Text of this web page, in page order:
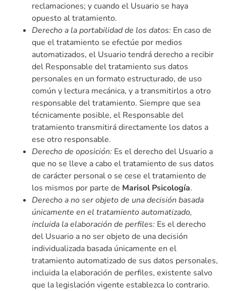
reclamaciones; y cuando el Usuario se haya
opuesto al tratamiento.
Derecho a la portabilidad de los datos: En caso de
que el tratamiento se efectúe por medios
automatizados, el Usuario tendrá derecho a recibir
del Responsable del tratamiento sus datos
personales en un formato estructurado, de uso
común y lectura mecánica, y a transmitirlos a otro
responsable del tratamiento. Siempre que sea
técnicamente posible, el Responsable del
tratamiento transmitirá directamente los datos a
ese otro responsable.
Derecho de oposición: Es el derecho del Usuario a
que no se lleve a cabo el tratamiento de sus datos
de carácter personal o se cese el tratamiento de
los mismos por parte de Marisol Psicología.
Derecho a no ser objeto de una decisión basada
únicamente en el tratamiento automatizado,
incluida la elaboración de perfiles: Es el derecho
del Usuario a no ser objeto de una decisión
individualizada basada únicamente en el
tratamiento automatizado de sus datos personales,
incluida la elaboración de perfiles, existente salvo
que la legislación vigente establezca lo contrario.